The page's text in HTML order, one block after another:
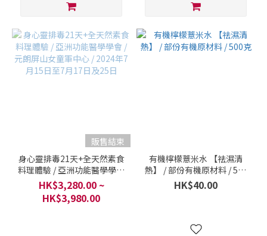
販售結束
身心靈排毒21天+全天然素食
料理體驗 / 亞洲功能醫學學會
/ 元朗屏山女童軍中心 / 2024
年7月15日至7月17日及25日
HK$3,280.00 ~
HK$3,980.00
有機檸檬薏米水 【祛濕清
熱】 / 部份有機原材料 / 500
克
HK$40.00